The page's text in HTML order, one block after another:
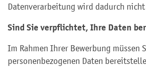
Datenverarbeitung wird dadurch
Sind Sie verpflichtet, Ihre Daten
Im Rahmen Ihrer Bewerbung müssen
personenbezogenen Daten